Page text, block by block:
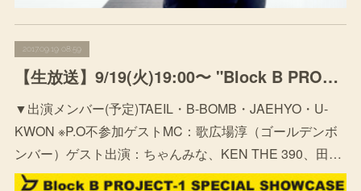
2017.09.19 08:59
【生放送】9/19(火)19:00〜 "Block B PROJECT-1 SPECIAL SHOWCASWニコニコ生放送独占生中継決定"
▼出演メンバー(予定)TAEIL・B-BOMB・JAEHYO・U-
KWON ※P.O不参加ゲストMC：歌広場淳（ゴールデンボ
ンバー）ゲスト出演：ちゃんみな、KEN THE 390、田…